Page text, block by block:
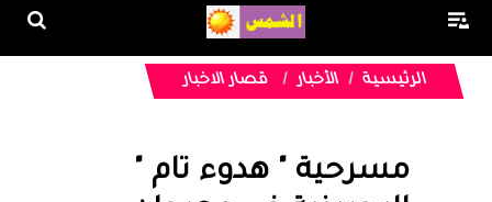
الرئيسية الأخبار قصار الاخبار
مسرحية " هدوء تام "